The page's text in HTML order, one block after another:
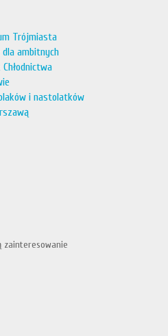
Trójmiasta
ambitnych
i nastolatków
zainteresowanie